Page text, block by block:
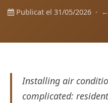
Publicat el 31/05/2026 ·
Installing air
complicated: